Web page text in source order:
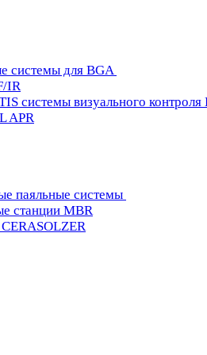
системы для BGA
IR
системы визуального контроля
APR
паяльные системы
станции MBR